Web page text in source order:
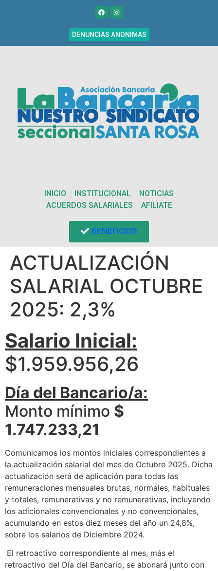
DENUNCIAS ANONIMAS
INICIO INSTITUCIONAL
NOTICIAS
ACUERDOS SALARIALES
AFILIATE
BENEFICIOS
ACTUALIZACIÓN
SALARIAL OCTUBRE
2025: 2,3%
Salario Inicial:
$1.959.956,26
Día del Bancario/a:
Monto mínimo $
1.747.233,21
Comunicamos los montos iniciales correspondientes a
la actualización salarial del mes de Octubre 2025. Dicha
actualización será de aplicación para todas las
remuneraciones mensuales brutas, normales, habituales
y totales, remunerativas y no remunerativas, incluyendo
los adicionales convencionales y no convencionales,
acumulando en estos diez meses del año un 24,8%,
sobre los salarios de Diciembre 2024.
El retroactivo correspondiente al mes, más el
retroactivo del Día del Bancario, se abonará junto con